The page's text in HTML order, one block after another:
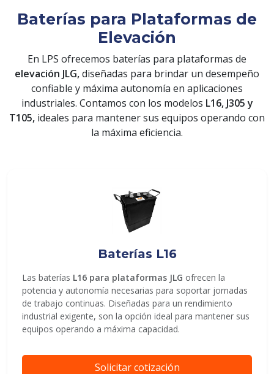
ENVIAR
Baterías para Plataformas de
Elevación
En LPS ofrecemos baterías para plataformas de
elevación JLG,diseñadas para brindar un desempeño
confiable y máxima autonomía en aplicaciones
industriales. Contamos con los modelos L16, J305 y
T105, ideales para mantener sus equipos operando con
la máxima eficiencia.
Baterías L16
Las baterías L16 para plataformas JLG ofrecen la
potencia y autonomía necesarias para soportar jornadas
de trabajo continuas. Diseñadas para un rendimiento
industrial exigente, son la opción ideal para mantener sus
equipos operando a máxima capacidad.
Solicitar cotización